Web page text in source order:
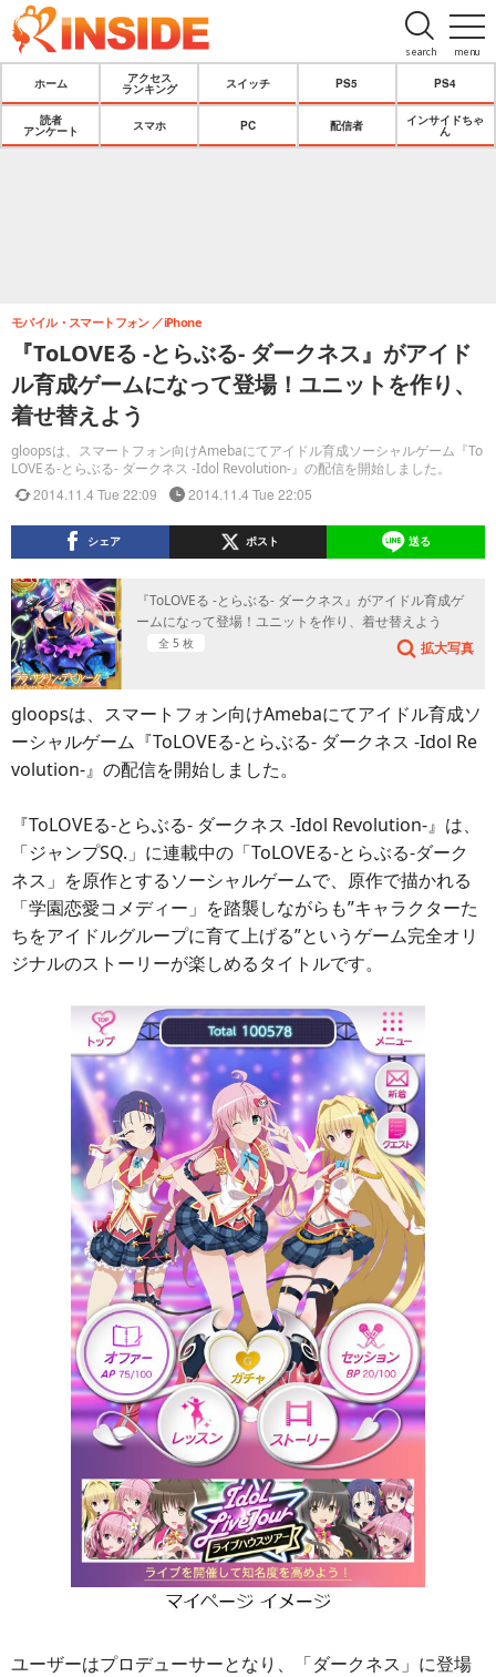
menu
search
ホーム
アクセス
ランキング
スイッチ PS5 PS4
読者
アンケート
スマホ PC 配信者
インサイドちゃ
ん
『ToLOVEる -とらぶる- ダークネス』がアイド
ル育成ゲームになって登場！ユニットを作り、
着せ替えよう
gloopsは、スマートフォン向けAmebaにてアイドル育成ソーシャルゲーム『To
LOVEる-とらぶる- ダークネス -Idol Revolution-』の配信を開始しました。
モバイル・スマートフォン iPhone
2014.11.4 Tue 22:09 2014.11.4 Tue 22:05
シェア ポスト 送る
『ToLOVEる -とらぶる- ダークネス』がアイドル育成ゲ
ームになって登場！ユニットを作り、着せ替えよう
全 5 枚 拡大写真
gloopsは、スマートフォン向けAmebaにてアイドル育成ソ
ーシャルゲーム『ToLOVEる-とらぶる- ダークネス -Idol Re
volution-』の配信を開始しました。
『ToLOVEる-とらぶる- ダークネス -Idol Revolution-』は、
「ジャンプSQ.」に連載中の「ToLOVEる-とらぶる-ダーク
ネス」を原作とするソーシャルゲームで、原作で描かれる
「学園恋愛コメディー」を踏襲しながらも”キャラクターた
ちをアイドルグループに育て上げる”というゲーム完全オリ
ジナルのストーリーが楽しめるタイトルです。
ユーザーはプロデューサーとなり、「ダークネス」に登場